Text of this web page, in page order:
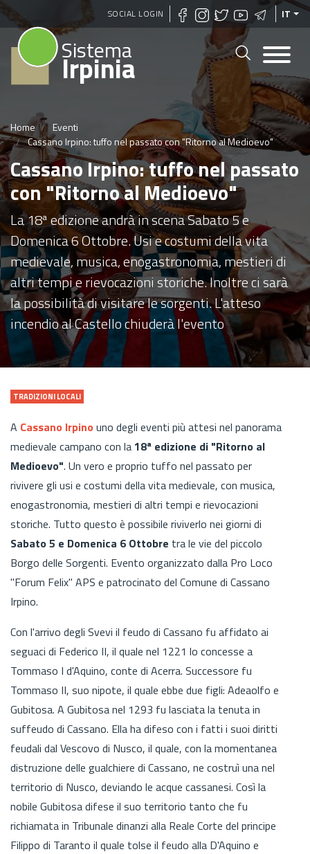
Salta
al
SOCIAL LOGIN IT
Sistema
Irpinia
Home
Eventi
Cassano Irpino: tuffo nel passato con "Ritorno al Medioevo"
Cassano Irpino: tuffo nel passato
con "Ritorno al Medioevo"
La 18ª edizione andrà in scena Sabato 5 e
Domenica 6 Ottobre. Usi e costumi della vita
medievale, musica, enogastronomia, mestieri di
altri tempi e rievocazioni storiche. Inoltre ci sarà
la possibilità di visitare le sorgenti. L'atteso
incendio al Castello chiuderà l'evento
TRADIZIONI LOCALI
A Cassano Irpino uno degli eventi più attesi nel panorama
medievale campano con la 18ª edizione di "Ritorno al
Medioevo". Un vero e proprio tuffo nel passato per
rivivere gli usi e costumi della vita medievale, con musica,
enogastronomia, mestieri di altri tempi e rievocazioni
storiche. Tutto questo è possibile riviverlo nei giorni di
Sabato 5 e Domenica 6 Ottobre tra le vie del piccolo
Borgo delle Sorgenti. Evento organizzato dalla Pro Loco
"Forum Felix" APS e patrocinato del Comune di Cassano
Irpino.
Con l'arrivo degli Svevi il feudo di Cassano fu affidato ai
seguaci di Federico II, il quale nel 1221 lo concesse a
Tommaso I d'Aquino, conte di Acerra. Successore fu
Tommaso II, suo nipote, il quale ebbe due figli: Adeaolfo e
Gubitosa. A Gubitosa nel 1293 fu lasciata la tenuta in
suffeudo di Cassano. Ella ha difeso con i fatti i suoi diritti
feudali dal Vescovo di Nusco, il quale, con la momentanea
distruzione delle gualchiere di Cassano, ne costruì una nel
territorio di Nusco, deviando le acque cassanesi. Così la
nobile Gubitosa difese il suo territorio tanto che fu
richiamata in Tribunale dinanzi alla Reale Corte del principe
Filippo di Taranto il quale tolse il feudo alla D'Aquino e